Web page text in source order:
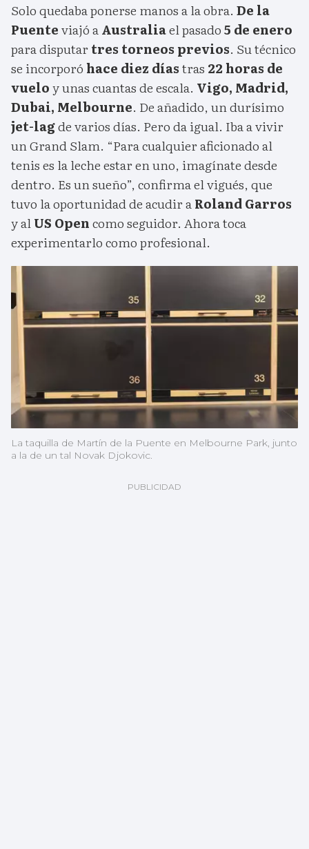
Solo quedaba ponerse manos a la obra. De la
Puenteviajó aAustraliael pasado5 de enero
para disputartres torneos previos. Su técnico
se incorporó hace diez díastras 22 horas de
vueloy unas cuantas de escala. Vigo, Madrid,
Dubai, Melbourne. De añadido, un durísimo
jet-lagde varios días. Pero da igual. Iba a vivir
un Grand Slam. “Para cualquier aficionado al
tenis es la leche estar en uno, imagínate desde
dentro. Es un sueño”, confirma el vigués, que
tuvo la oportunidad de acudir aRoland Garros
y alUS Opencomo seguidor. Ahora toca
experimentarlo como profesional.
La taquilla de Martín de la Puente en Melbourne Park, junto
a la de un tal Novak Djokovic.